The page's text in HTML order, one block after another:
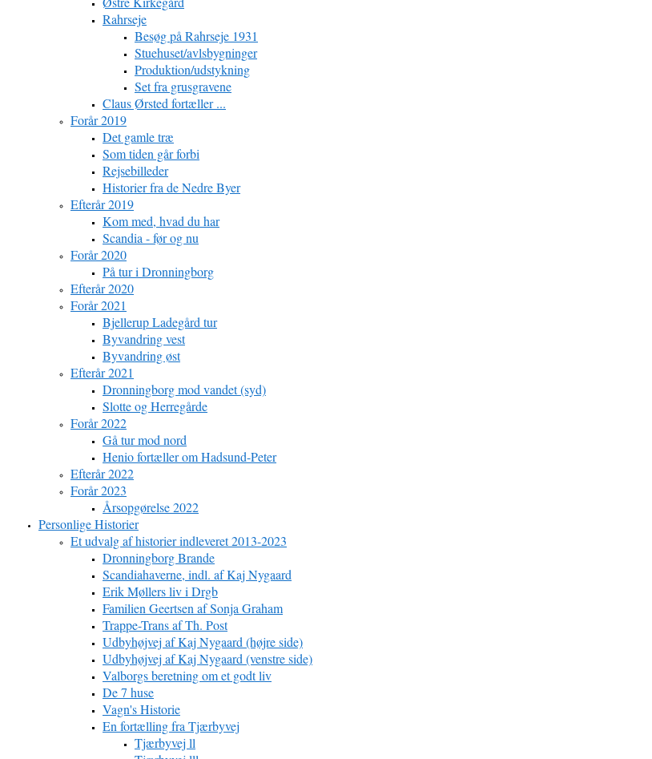
Rahrseje
Besøg på Rahrseje 1931
Stuehuset/avlsbygninger
Produktion/udstykning
Set fra grusgravene
Claus Ørsted fortæller ...
Forår 2019
Det gamle træ
Som tiden går forbi
Rejsebilleder
Historier fra de Nedre Byer
Efterår 2019
Kom med, hvad du har
Scandia - før og nu
Forår 2020
På tur i Dronningborg
Efterår 2020
Forår 2021
Bjellerup Ladegård tur
Byvandring vest
Byvandring øst
Efterår 2021
Dronningborg mod vandet (syd)
Slotte og Herregårde
Forår 2022
Gå tur mod nord
Henio fortæller om Hadsund-Peter
Efterår 2022
Forår 2023
Årsopgørelse 2022
Personlige Historier
Et udvalg af historier indleveret 2013-2023
Dronningborg Brande
Scandiahaverne, indl. af Kaj Nygaard
Erik Møllers liv i Drgb
Familien Geertsen af Sonja Graham
Trappe-Trans af Th. Post
Udbyhøjvej af Kaj Nygaard (højre side)
Udbyhøjvej af Kaj Nygaard (venstre side)
Valborgs beretning om et godt liv
De 7 huse
Vagn's Historie
En fortælling fra Tjærbyvej
Tjærbyvej ll